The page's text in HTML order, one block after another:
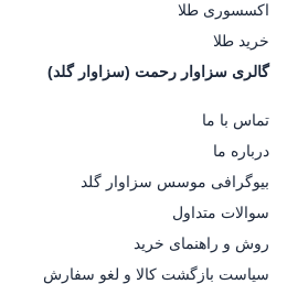
اکسسوری طلا
خرید طلا
گالری سزاوار رحمت (سزاوار گلد)
تماس با ما
درباره ما
بیوگرافی موسس سزاوار گلد
سوالات متداول
روش و راهنمای خرید
سیاست بازگشت کالا و لغو سفارش